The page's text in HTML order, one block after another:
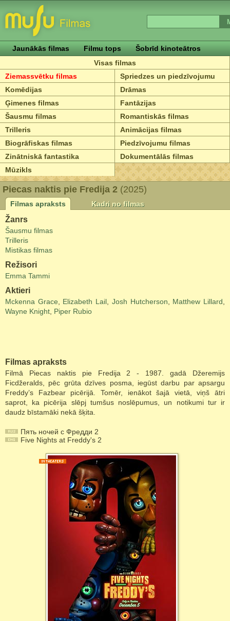
Jaunākās filmas Filmu tops
Šobrīd kinoteātros
Visas filmas
Ziemassvētku filmas
Spriedzes un piedzīvojumu
Komēdijas
Drāmas
Ģimenes filmas
Fantāzijas
Šausmu filmas
Romantiskās filmas
Trilleris
Animācijas filmas
Biogrāfiskas filmas
Piedzīvojumu filmas
Zinātniskā fantastika
Dokumentālās filmas
Mūzikls
Piecas naktis pie Fredija 2 (2025)
Filmas apraksts Kadri no filmas
Žanrs
Šausmu filmas
Trilleris
Mistikas filmas
Režisori
Emma Tammi
Aktieri
Mckenna Grace Elizabeth Lail Josh Hutcherson Matthew Lillard
Wayne Knight Piper Rubio
Filmas apraksts
Filmā Piecas naktis pie Fredija 2 - 1987. gadā Džeremijs
Ficdžeralds, pēc grūta dzīves posma, iegūst darbu par apsargu
Freddy’s Fazbear picērijā. Tomēr, ienākot šajā vietā, viņš ātri
saprot, ka picērija slēpj tumšus noslēpumus, un notikumi tur ir
daudz bīstamāki nekā šķita.
Пять ночей с Фредди 2
Five Nights at Freddy's 2